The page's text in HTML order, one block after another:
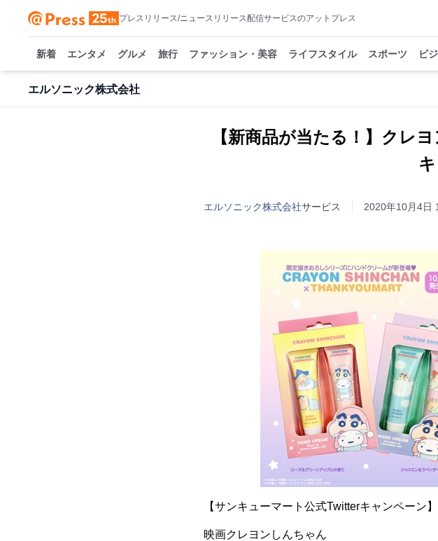
プレスリリース/ニュースリリース配信サービスのアットプレス
新着 エンタメ グルメ 旅行 ファッション・美容 ライフスタイル スポーツ ビ
エルソニック株式会社
【新商品が当たる！】クレ
エルソニック株式会社サービス 2020年10月4日
【サンキューマート公式Twitterキャンペーン】
映画クレヨンしんちゃん